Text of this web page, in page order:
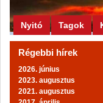
Nyitó Tagok
Régebbi hírek
2026. június
2023. augusztus
2021. augusztus